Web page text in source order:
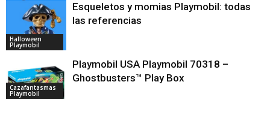
Halloween
Playmobil
Esqueletos y momias Playmobil: todas
las referencias
Cazafantasmas
Playmobil
Playmobil USA Playmobil 70318 –
Ghostbusters™ Play Box